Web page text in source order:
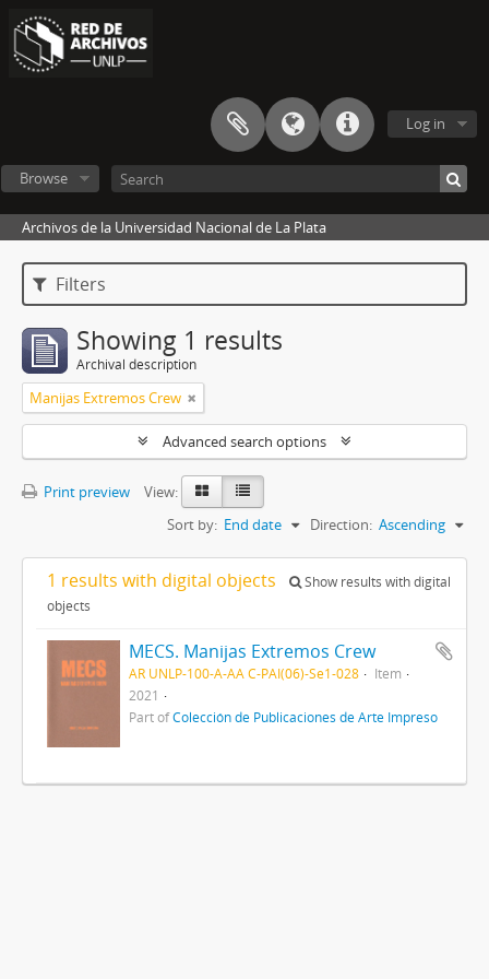
Log in
Browse
Archivos de la Universidad Nacional de La Plata
Filters
Showing 1 results
Archival description
Manijas Extremos Crew
Advanced search options
Print preview
View:
Sort by: End date Direction: Ascending
1 results with digital objects
Show results with digital
objects
MECS. Manijas Extremos Crew
AR UNLP-100-A-AA C-PAI(06)-Se1-028
Item
2021
Part ofColección de Publicaciones de Arte Impreso